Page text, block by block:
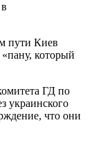
пути Киев
который
ГД по
украинского
что они